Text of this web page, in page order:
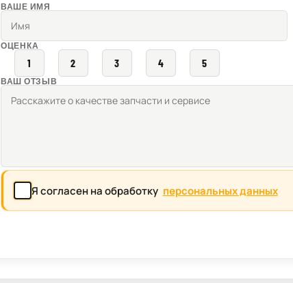
ВАШЕ ИМЯ
ОЦЕНКА
1 2 3 4 5
ВАШ ОТЗЫВ
Я согласен на обработку персональных данных